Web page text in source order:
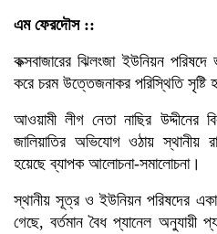
এম ফেরদৌস ::
কক্সবাজারের ঝিলংজা ইউনিয়ন পরিষদে
করে চরম উত্তেজনাকর পরিস্থিতি সৃষ্টি
আওয়ামী লীগ নেতা নাছির উদ্দীনের
জালিয়াতির অভিযোগ ওঠায় স্থানীয়
হয়েছে ব্যাপক আলোচনা-সমালোচনা।
স্থানীয় সূত্র ও ইউনিয়ন পরিষদের
গেছে, বর্তমান বৈধ প্যানেল অনুযায়ী